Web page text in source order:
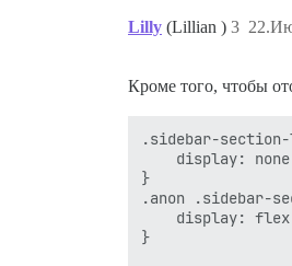
Lilly (Lillian ) 3
Кроме того, чтобы
.sidebar-
display:
}
.anon .sidebar-
display:
}